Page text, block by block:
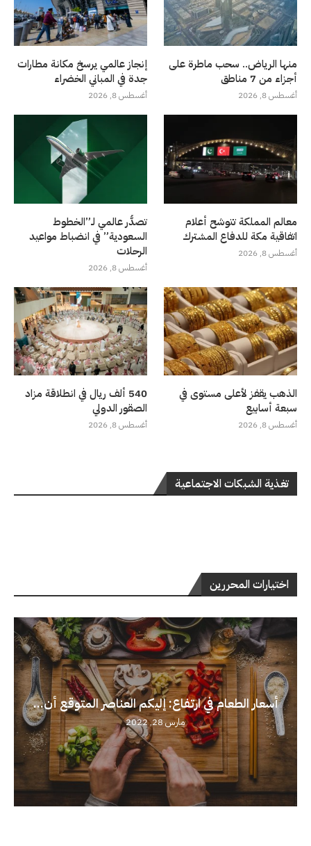
منها الرياض.. سحب ماطرة على
أجزاء من 7 مناطق
أغسطس 8, 2026
إنجاز عالمي يرسخ مكانة مطارات
جدة في المباني الخضراء
أغسطس 8, 2026
معالم المملكة تتوشح أعلام
اتفاقية مكة للدفاع المشترك
أغسطس 8, 2026
تصدُّر عالمي لـ”الخطوط
السعودية” في انضباط مواعيد
الرحلات
أغسطس 8, 2026
الذهب يقفز لأعلى مستوى في
سبعة أسابيع
أغسطس 8, 2026
540 ألف ريال في انطلاقة مزاد
الصقور الدولي
أغسطس 8, 2026
تغذية الشبكات الاجتماعية
اختيارات المحررين
أسعار الطعام في ارتفاع: إليكم العناصر المتوقع أن...
مارس 28, 2022